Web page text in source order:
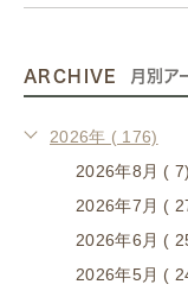
ARCHIVE 月別ア
2026年 ( 176)
2026年8月 ( 7)
2026年7月 (
2026年6月 (
2026年5月 (